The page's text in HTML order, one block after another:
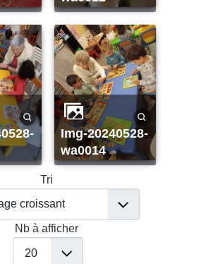
img-20240528-
wa0014
Tri
Nb à afficher